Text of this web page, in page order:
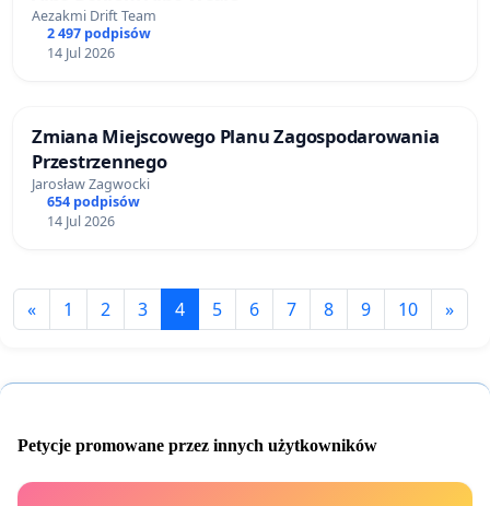
Aezakmi Drift Team
2 497 podpisów
14 Jul 2026
Zmiana Miejscowego Planu Zagospodarowania
Przestrzennego
Jarosław Zagwocki
654 podpisów
14 Jul 2026
« 1 2 3 4 5 6 7 8 9 10 »
Petycje promowane przez innych użytkowników